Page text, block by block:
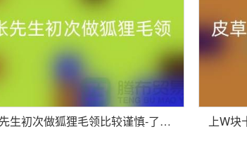
张先生初次做狐狸毛领比较谨慎-了解情况之后很释然-毛领回收厂家